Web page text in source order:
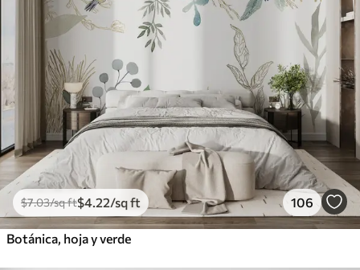
$7.03/sq ft$4 .22/sq ft 106
Botánica, hoja y verde